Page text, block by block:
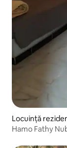
Locuință
Hamo Fathy